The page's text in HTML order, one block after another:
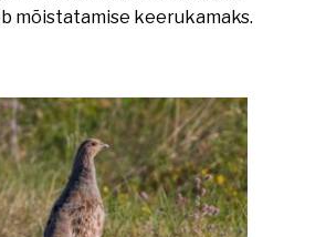
mõistatamise keerukamaks.